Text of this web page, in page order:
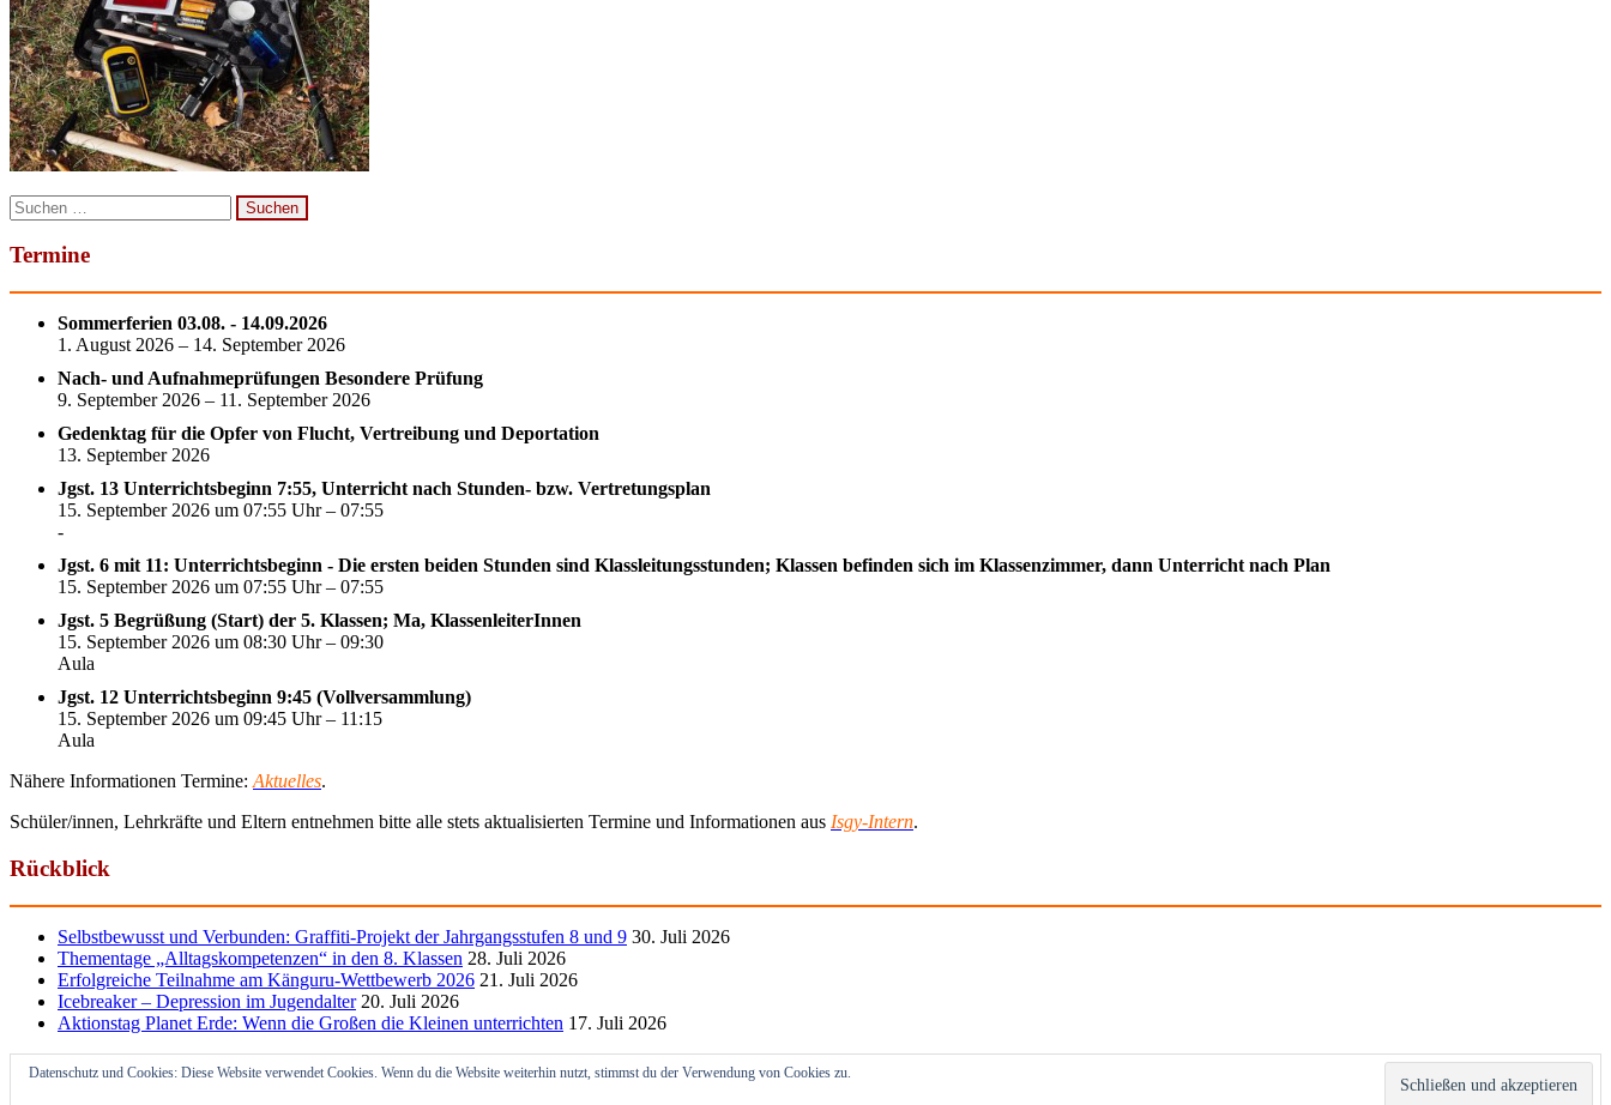
Suchen
nach:
Termine
Sommerferien 03.08. - 14.09.2026
1. August 2026 – 14. September 2026
Nach- und Aufnahmeprüfungen Besondere Prüfung
9. September 2026 – 11. September 2026
Gedenktag für die Opfer von Flucht, Vertreibung und Deportation
13. September 2026
Jgst. 13 Unterrichtsbeginn 7:55, Unterricht nach Stunden- bzw. Vertretungsplan
15. September 2026 um 07:55 Uhr – 07:55
-
Jgst. 6 mit 11: Unterrichtsbeginn - Die ersten beiden Stunden sind Klassleitungsstunden; Klassen befinden sich im Klassenzimmer, dann Unterricht nach Plan
15. September 2026 um 07:55 Uhr – 07:55
Jgst. 5 Begrüßung (Start) der 5. Klassen; Ma, KlassenleiterInnen
15. September 2026 um 08:30 Uhr – 09:30
Aula
Jgst. 12 Unterrichtsbeginn 9:45 (Vollversammlung)
15. September 2026 um 09:45 Uhr – 11:15
Aula
Nähere Informationen Termine: Aktuelles.
Schüler/innen, Lehrkräfte und Eltern entnehmen bitte alle stets aktualisierten Termine und Informationen aus Isgy-Intern.
Rückblick
Selbstbewusst und Verbunden: Graffiti-Projekt der Jahrgangsstufen 8 und 9 30. Juli 2026
Thementage „Alltagskompetenzen“ in den 8. Klassen 28. Juli 2026
Erfolgreiche Teilnahme am Känguru-Wettbewerb 2026 21. Juli 2026
Icebreaker – Depression im Jugendalter 20. Juli 2026
Aktionstag Planet Erde: Wenn die Großen die Kleinen unterrichten 17. Juli 2026
Datenschutz und Cookies: Diese Website verwendet Cookies. Wenn du die Website weiterhin nutzt, stimmst du der Verwendung von Cookies zu.